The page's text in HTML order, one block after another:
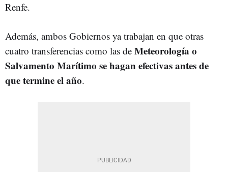
Renfe.
Además, ambos Gobiernos ya trabajan en que otras
cuatro transferencias como las de Meteorología o
Salvamento Marítimo se hagan efectivas antes de
que termine el año.